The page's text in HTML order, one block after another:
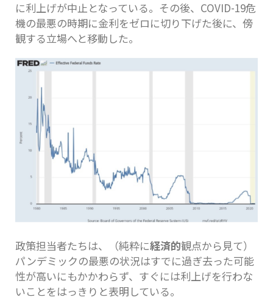
に利上げが中止となっている。その後、COVID-19危
機の最悪の時期に金利をゼロに切り下げた後に、傍
観する立場へと移動した。
政策担当者たちは、（純粋に経済的観点から見て）
パンデミックの最悪の状況はすでに過ぎ去った可能
性が高いにもかかわらず、すぐには利上げを行わな
いことをはっきりと表明している。